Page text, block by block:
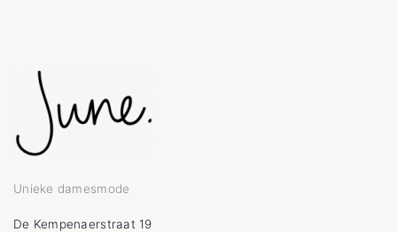
Unieke damesmode
De Kempenaerstraat 19